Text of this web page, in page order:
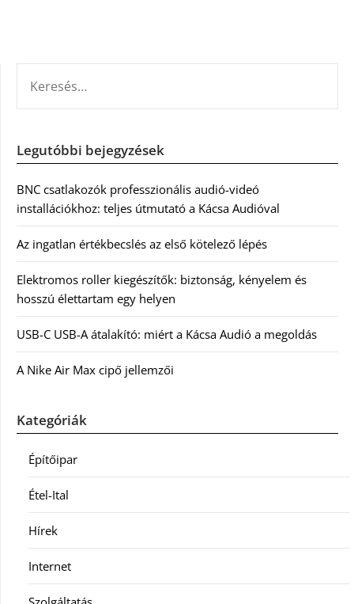
Legutóbbi bejegyzések
BNC csatlakozók professzionális audió-videó
installációkhoz: teljes útmutató a Kácsa Audióval
Az ingatlan értékbecslés az első kötelező lépés
Elektromos roller kiegészítők: biztonság, kényelem és
hosszú élettartam egy helyen
USB-C USB-A átalakító: miért a Kácsa Audió a megoldás
A Nike Air Max cipő jellemzői
Kategóriák
Építőipar
Étel-Ital
Hírek
Internet